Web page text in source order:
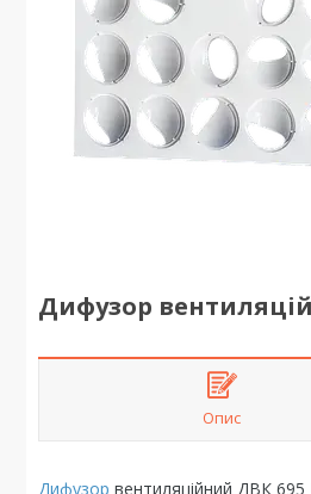
Дифузор
Опис
Дифузор вентиляційний ДВК 695